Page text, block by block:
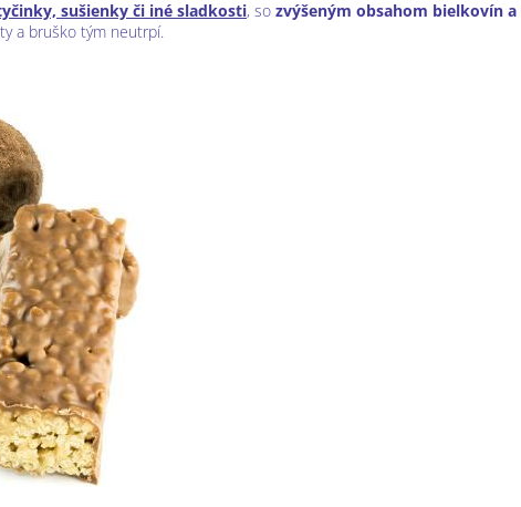
sušienky či iné sladkosti, so zvýšeným obsahom bielkovín
a bruško tým neutrpí.